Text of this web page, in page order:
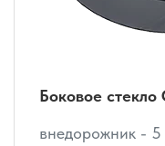
Боковое стекло
внедорожник - 5